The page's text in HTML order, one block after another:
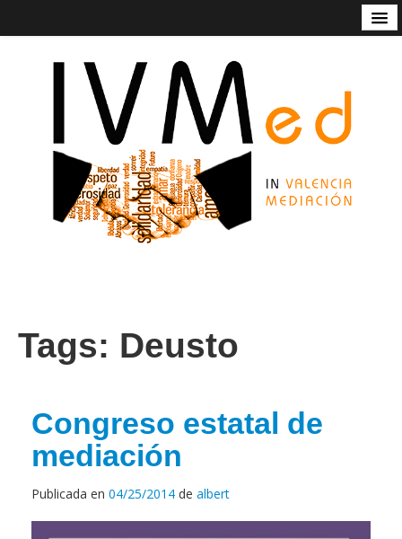
In Valencia Mediación
Listado de mediadoras/res
Nuestros servicios
Socios de honor de Ivmed
Tags: Deusto
Congreso estatal de
mediación
Publicada en 04/25/2014 de albert